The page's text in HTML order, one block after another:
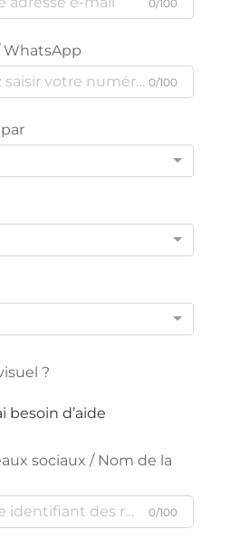
0/100
WhatsApp
0/100
?
besoin d’aide
sociaux / Nom de la
0/100